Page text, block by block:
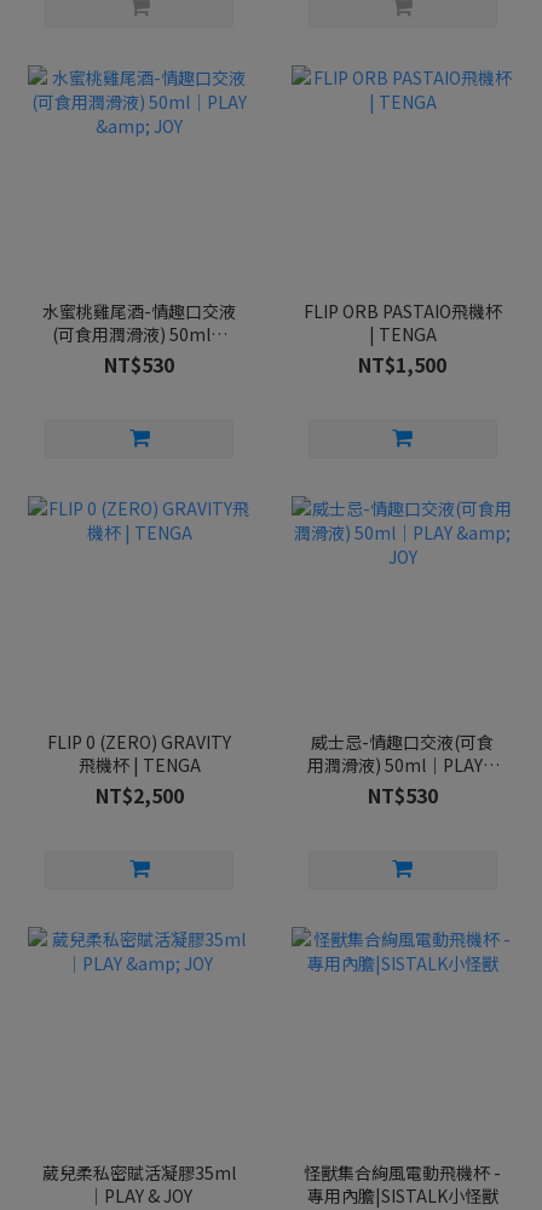
水蜜桃雞尾酒-情趣口交液
(可食用潤滑液) 50ml｜
PLAY & JOY
NT$530
FLIP ORB PASTAIO飛機杯
| TENGA
NT$1,500
FLIP 0 (ZERO) GRAVITY
飛機杯 | TENGA
NT$2,500
威士忌-情趣口交液(可食
用潤滑液) 50ml｜PLAY &
JOY
NT$530
葳兒柔私密賦活凝膠35ml
｜PLAY & JOY
怪獸集合絢風電動飛機杯 -
專用內膽|SISTALK小怪獸